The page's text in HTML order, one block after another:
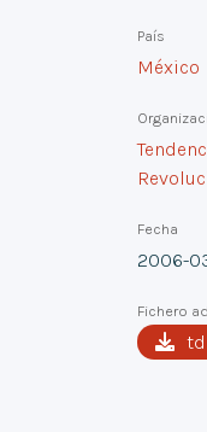
País
México
Fecha
2006-
Fichero